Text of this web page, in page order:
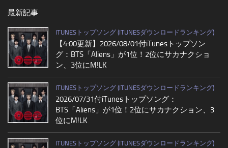
最新記事
ITUNESトップソング (ITUNESダウンロードランキング)
【4:00更新】2026/08/01付iTunesトップソン
グ：BTS「Aliens」が1位！2位にサカナクショ
ン、3位にM!LK
ITUNESトップソング (ITUNESダウンロードランキング)
2026/07/31付iTunesトップソング：
BTS「Aliens」が1位！2位にサカナクション、3
位にM!LK
ITUNESトップソング (ITUNESダウンロードランキング)